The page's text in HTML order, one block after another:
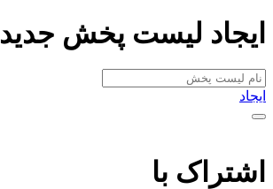
ایجاد لیست پخش جدید
ایجاد
اشتراک با